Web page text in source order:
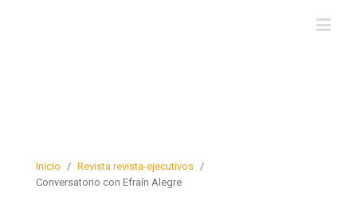
Inicio / Revista revista-ejecutivos /
Conversatorio con Efraín Alegre